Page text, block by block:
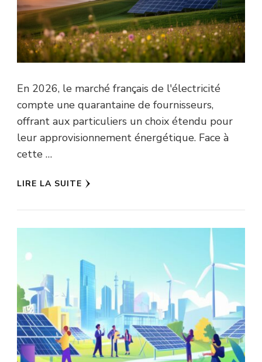
En 2026, le marché français de l'électricité
compte une quarantaine de fournisseurs,
offrant aux particuliers un choix étendu pour
leur approvisionnement énergétique. Face à
cette …
LIRE LA SUITE